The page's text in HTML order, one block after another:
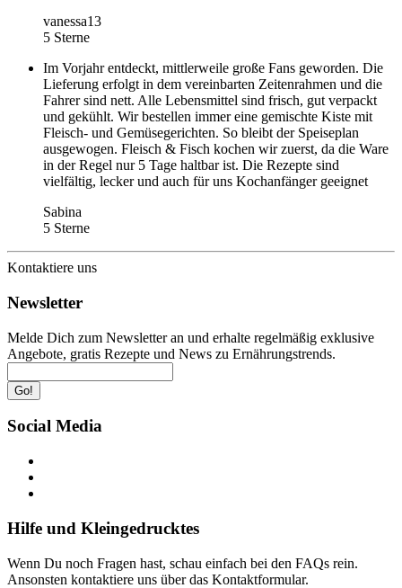
vanessa13
5 Sterne
Im Vorjahr entdeckt, mittlerweile große Fans geworden. Die
Lieferung erfolgt in dem vereinbarten Zeitenrahmen und die
Fahrer sind nett. Alle Lebensmittel sind frisch, gut verpackt
und gekühlt. Wir bestellen immer eine gemischte Kiste mit
Fleisch- und Gemüsegerichten. So bleibt der Speiseplan
ausgewogen. Fleisch & Fisch kochen wir zuerst, da die Ware
in der Regel nur 5 Tage haltbar ist. Die Rezepte sind
vielfältig, lecker und auch für uns Kochanfänger geeignet
Sabina
5 Sterne
Kontaktiere uns
Newsletter
Melde Dich zum Newsletter an und erhalte regelmäßig exklusive
Angebote, gratis Rezepte und News zu Ernährungstrends.
Go!
Social Media
Hilfe und Kleingedrucktes
Wenn Du noch Fragen hast, schau einfach bei den FAQs rein.
Ansonsten kontaktiere uns über das Kontaktformular.